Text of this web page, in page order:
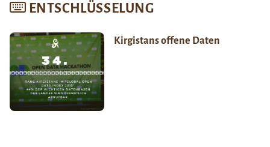
ENTSCHLÜSSELUNG
Kirgistans offene Daten